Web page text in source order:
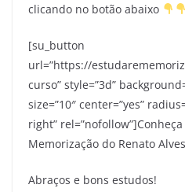
clicando no botão abaixo
[su_button
url=”https://
curso” style=”3d”
size=”10″ center=”yes”
right”
Memorização do Renato
Abraços e bons estudos!